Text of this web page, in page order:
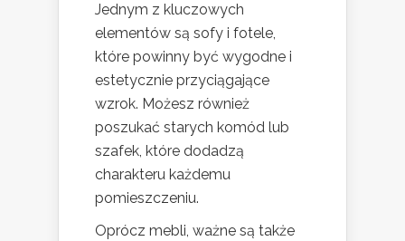
Jednym z kluczowych
elementów są sofy i fotele,
które powinny być wygodne i
estetycznie przyciągające
wzrok. Możesz również
poszukać starych komód lub
szafek, które dodadzą
charakteru każdemu
pomieszczeniu.
Oprócz mebli, ważne są także